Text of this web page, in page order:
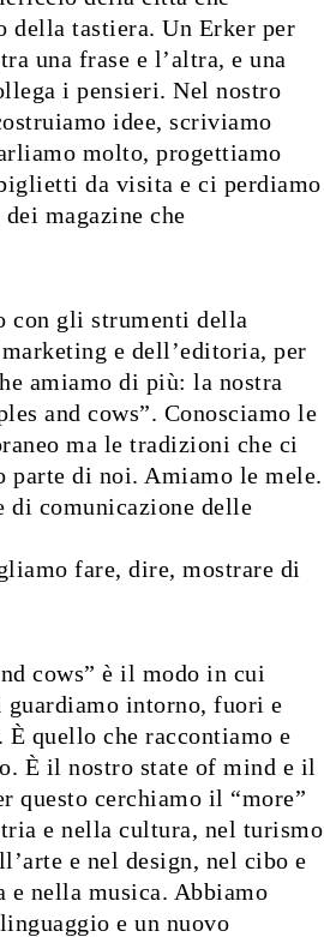
della tastiera. Un Erker per
una frase e l’altra, e una
i pensieri. Nel nostro
idee, scriviamo
molto, progettiamo
da visita e ci perdiamo
magazine che
con gli strumenti della
e dell’editoria, per
amiamo di più: la nostra
and cows”. Conosciamo le
ma le tradizioni che ci
parte di noi. Amiamo le mele.
di comunicazione delle
fare, dire, mostrare di
cows” è il modo in cui
guardiamo intorno, fuori e
quello che raccontiamo e
È il nostro state of mind e il
questo cerchiamo il “more”
e nella cultura, nel turismo
e nel design, nel cibo e
e nella musica. Abbiamo
e un nuovo